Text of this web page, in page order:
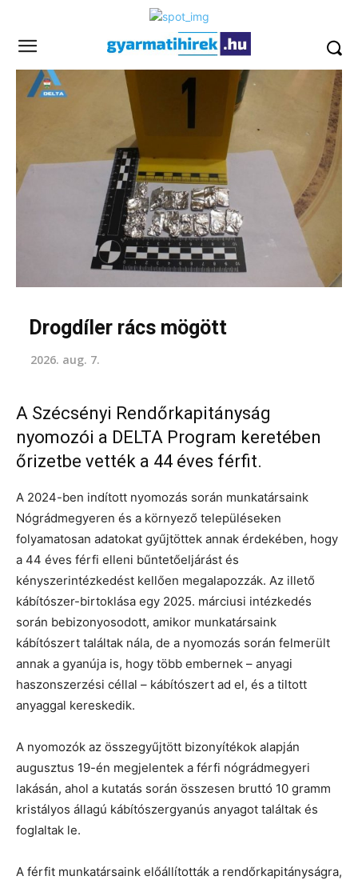
Drogdíler rács mögött
2026. aug. 7.
A Szécsényi Rendőrkapitányság
nyomozói a DELTA Program keretében
őrizetbe vették a 44 éves férfit.
A 2024-ben indított nyomozás során munkatársaink
Nógrádmegyeren és a környező településeken
folyamatosan adatokat gyűjtöttek annak érdekében, hogy
a 44 éves férfi elleni bűntetőeljárást és
kényszerintézkedést kellően megalapozzák. Az illető
kábítószer-birtoklása egy 2025. márciusi intézkedés
során bebizonyosodott, amikor munkatársaink
kábítószert találtak nála, de a nyomozás során felmerült
annak a gyanúja is, hogy több embernek – anyagi
haszonszerzési céllal – kábítószert ad el, és a tiltott
anyaggal kereskedik.
A nyomozók az összegyűjtött bizonyítékok alapján
augusztus 19-én megjelentek a férfi nógrádmegyeri
lakásán, ahol a kutatás során összesen bruttó 10 gramm
kristályos állagú kábítószergyanús anyagot találtak és
foglaltak le.
A férfit munkatársaink előállították a rendőrkapitányságra,